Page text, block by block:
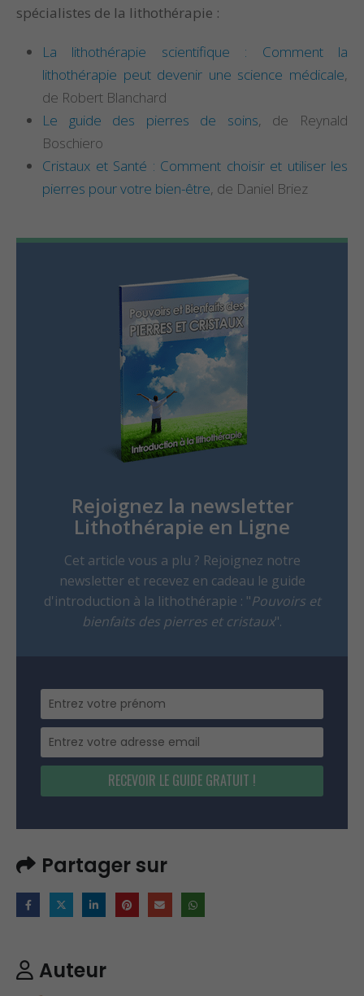
spécialistes de la lithothérapie :
La lithothérapie scientifique : Comment la
lithothérapie peut devenir une science médicale,
de Robert Blanchard
Le guide des pierres de soins, de Reynald
Boschiero
Cristaux et Santé : Comment choisir et utiliser les
pierres pour votre bien-être, de Daniel Briez
Rejoignez la newsletter
Lithothérapie en Ligne
Cet article vous a plu ? Rejoignez notre
newsletter et recevez en cadeau le guide
d'introduction à la lithothérapie : "Pouvoirs et
bienfaits des pierres et cristaux".
RECEVOIR LE GUIDE GRATUIT !
Partager sur
Auteur